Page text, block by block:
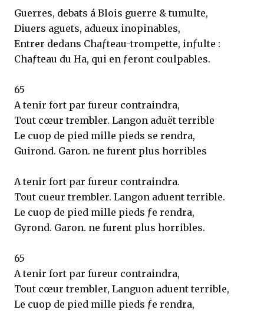
Guerres, debats á Blois guerre & tumulte,
Diuers aguets, adueux inopinables,
Entrer dedans Chaƒteau-trompette, inƒulte :
Chaƒteau du Ha, qui en ƒeront coulpables.
65
A tenir fort par fureur contraindra,
Tout cœur trembler. Langon aduët terrible
Le cuop de pied mille pieds se rendra,
Guirond. Garon. ne furent plus horribles
A tenir fort par fureur contraindra.
Tout cueur trembler. Langon aduent terrible.
Le cuop de pied mille pieds ƒe rendra,
Gyrond. Garon. ne furent plus horribles.
65
A tenir fort par fureur contraindra,
Tout cœur trembler, Languon aduent terrible,
Le cuop de pied mille pieds ƒe rendra,